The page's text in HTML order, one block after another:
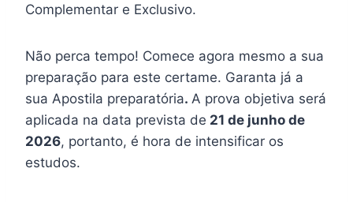
Complementar e Exclusivo.
Não perca tempo! Comece agora mesmo a sua
preparação para este certame. Garanta já a
sua Apostila preparatória. A prova objetiva será
aplicada na data prevista de 21 de junho de
2026, portanto, é hora de intensificar os
estudos.